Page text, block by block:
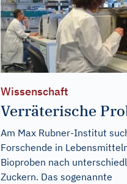
Wissenschaft
Verräterische
Am Max Rubner-Institut
Forschende in
Bioproben nach
Zuckern. Das sogenannte